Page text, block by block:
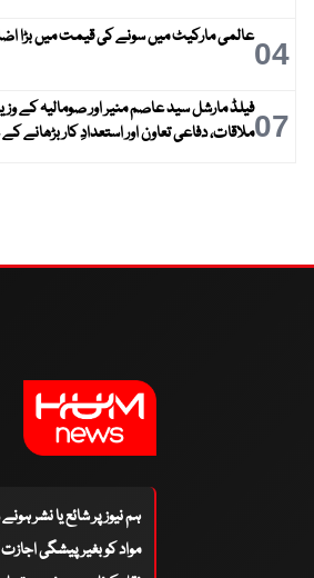
04عالمی مارکیٹ میں سونے کی قیمت میں بڑا
07فیلڈ مارشل سید عاصم منیر اور صومالیہ کے
ملاقات، دفاعی تعاون اور استعدادِ کار بڑھانے
ہم نیوز پر شائع یا نشر
مواد کو بغیر پیشگی